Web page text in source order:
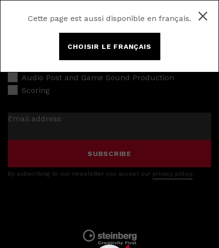
Cette page est aussi disponible en français.
CHOISIR LE FRANÇAIS
Audio Post and Game Sound Production
Scoring
Email address
SUBSCRIBE
By subscribing to our newsletter you accept our privacy policy.